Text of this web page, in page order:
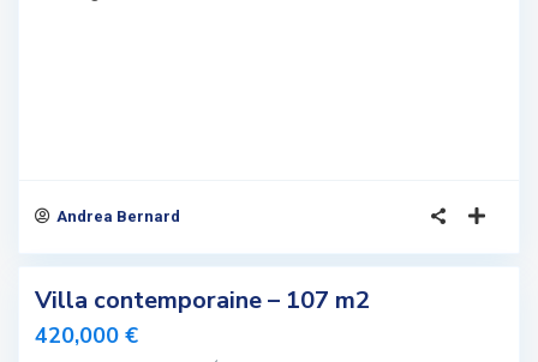
Andrea Bernard
Villa contemporaine – 107 m2
420,000 €